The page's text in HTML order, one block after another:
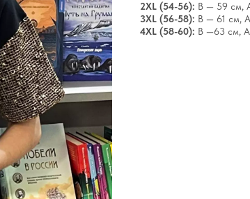
2XL (54-56): B — 59 см,
3XL (56-58): B — 61 см,
4XL (58-60): B —63 см,